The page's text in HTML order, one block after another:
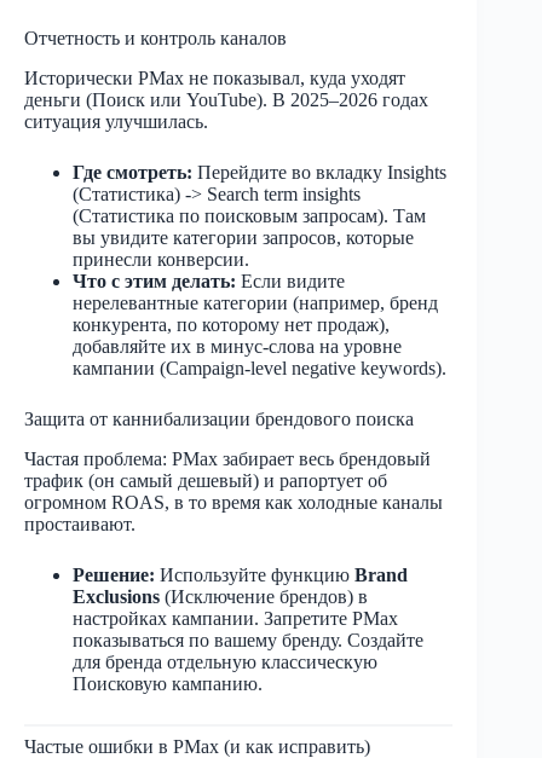
Отчетность и контроль каналов
Исторически PMax не показывал, куда уходят
деньги (Поиск или YouTube). В 2025–2026 годах
ситуация улучшилась.
Где смотреть: Перейдите во вкладку Insights
(Статистика) -> Search term insights
(Статистика по поисковым запросам). Там
вы увидите категории запросов, которые
принесли конверсии.
Что с этим делать: Если видите
нерелевантные категории (например, бренд
конкурента, по которому нет продаж),
добавляйте их в минус-слова на уровне
кампании (Campaign-level negative keywords).
Защита от каннибализации брендового поиска
Частая проблема: PMax забирает весь брендовый
трафик (он самый дешевый) и рапортует об
огромном ROAS, в то время как холодные каналы
простаивают.
Решение: Используйте функцию Brand
Exclusions (Исключение брендов) в
настройках кампании. Запретите PMax
показываться по вашему бренду. Создайте
для бренда отдельную классическую
Поисковую кампанию.
Частые ошибки в PMax (и как исправить)